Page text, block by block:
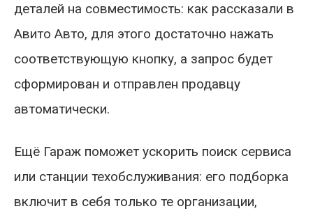
деталей на совместимость: как рассказали в
Авито Авто, для этого достаточно нажать
соответствующую кнопку, а запрос будет
сформирован и отправлен продавцу
автоматически.
Ещё Гараж поможет ускорить поиск сервиса
или станции техобслуживания: его подборка
включит в себя только те организации,